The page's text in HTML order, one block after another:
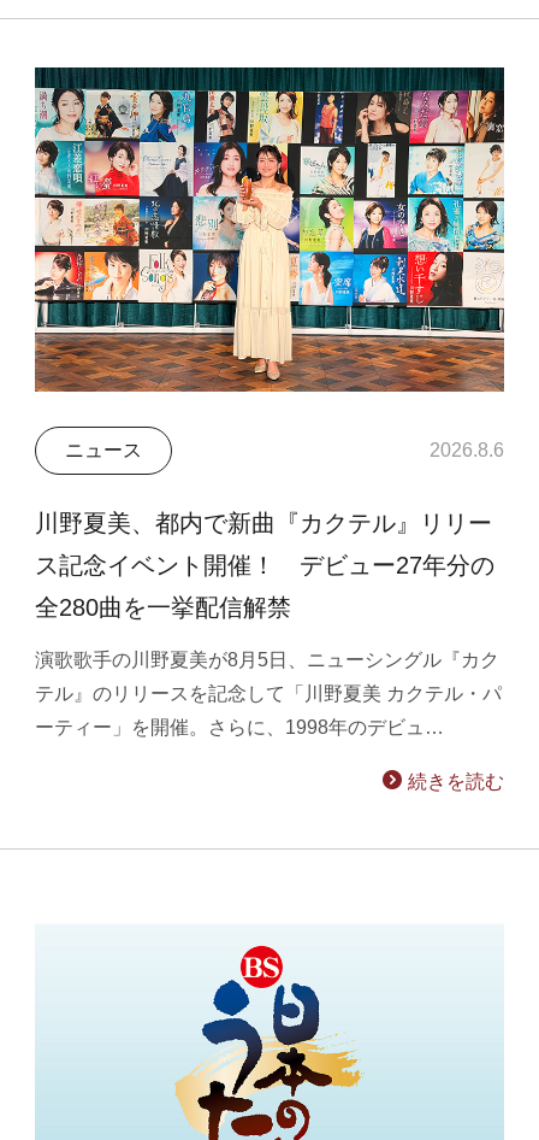
ニュース 2026.8.6
川野夏美、都内で新曲『カクテル』リリー
ス記念イベント開催！ デビュー27年分の
全280曲を一挙配信解禁
演歌歌手の川野夏美が8月5日、ニューシングル『カク
テル』のリリースを記念して「川野夏美 カクテル・パ
ーティー」を開催。さらに、1998年のデビュ…
続きを読む